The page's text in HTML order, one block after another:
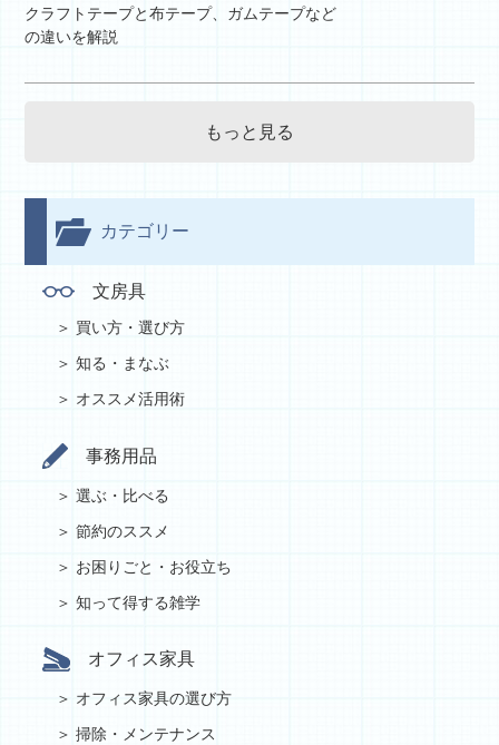
クラフトテープと布テープ、ガムテープなど
の違いを解説
もっと見る
カテゴリー
文房具
買い方・選び方
知る・まなぶ
オススメ活用術
事務用品
選ぶ・比べる
節約のススメ
お困りごと・お役立ち
知って得する雑学
オフィス家具
オフィス家具の選び方
掃除・メンテナンス